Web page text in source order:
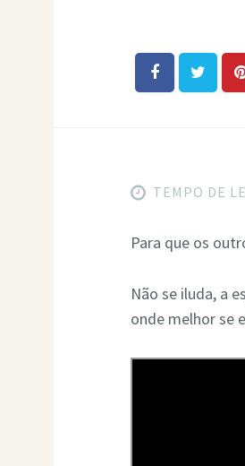
TEMPO DE
Para que os
Não se iluda, a
onde melhor se